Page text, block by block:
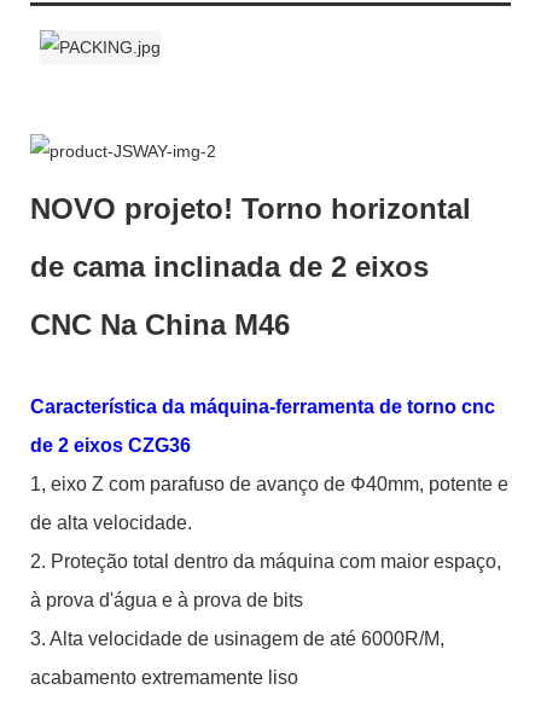
NOVO projeto! Torno horizontal
de cama inclinada de 2 eixos
CNC Na China M46
Característica da máquina-ferramenta de torno cnc
de 2 eixos CZG36
1, eixo Z com parafuso de avanço de Φ40mm, potente e
de alta velocidade.
2. Proteção total dentro da máquina com maior espaço,
à prova d'água e à prova de bits
3. Alta velocidade de usinagem de até 6000R/M,
acabamento extremamente liso